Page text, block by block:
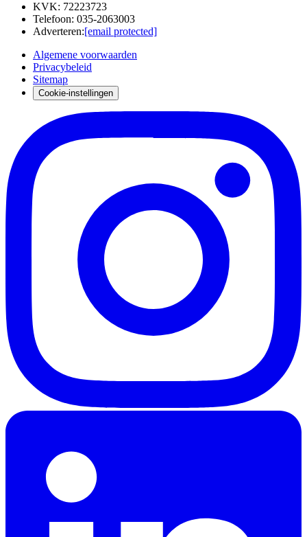
KVK: 72223723
Telefoon: 035-2063003
Adverteren:[email protected]
Algemene voorwaarden
Privacybeleid
Sitemap
Cookie-instellingen